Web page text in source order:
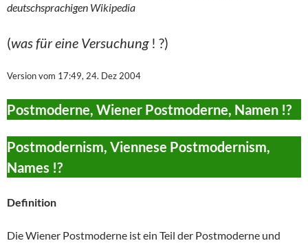
deutschsprachigen Wikipedia
(was für eine Versuchung! ?)
Version vom 17:49, 24. Dez 2004
Postmoderne, Wiener Postmoderne, Namen !?
Postmodernism, Viennese Postmodernism,
Names !?
Definition
Die Wiener Postmoderne ist ein Teil der Postmoderne und